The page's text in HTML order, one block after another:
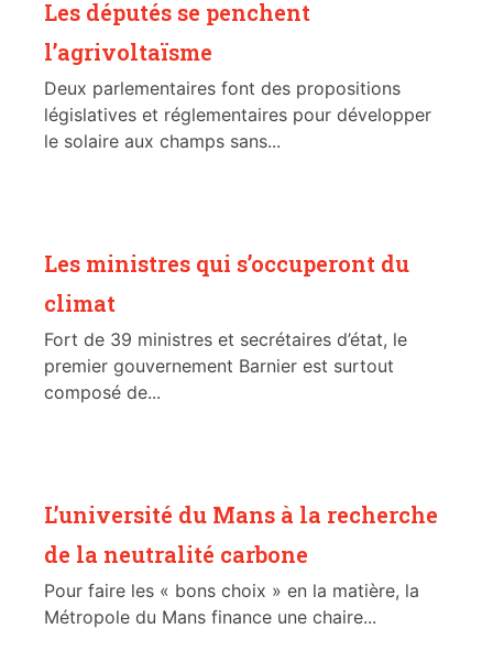
Les députés se penchent
l’agrivoltaïsme
Deux parlementaires font des propositions
législatives et réglementaires pour développer
le solaire aux champs sans...
Les ministres qui s’occuperont du
climat
Fort de 39 ministres et secrétaires d’état, le
premier gouvernement Barnier est surtout
composé de...
L’université du Mans à la recherche
de la neutralité carbone
Pour faire les « bons choix » en la matière, la
Métropole du Mans finance une chaire...